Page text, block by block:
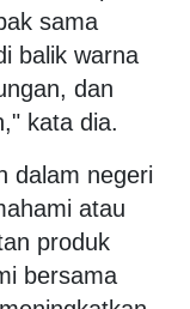
sama
balik warna
dan
kata dia.
dalam negeri
atau
produk
bersama